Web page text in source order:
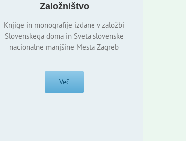
Založništvo
Knjige in monografije izdane v založbi
Slovenskega doma in Sveta slovenske
nacionalne manjšine Mesta Zagreb
Več